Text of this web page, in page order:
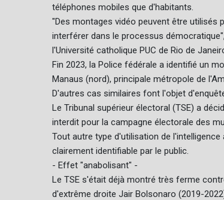
téléphones mobiles que d'habitants.
"Des montages vidéo peuvent être utilisés
interférer dans le processus
l'Université catholique PUC de Rio de
Fin 2023, la Police fédérale a identifié un
Manaus (nord), principale métropole de
D'autres cas similaires font l'objet
Le Tribunal supérieur électoral (TSE) a
interdit pour la campagne électorale des
Tout autre type d'utilisation de
clairement identifiable par le public.
- Effet "anabolisant" -
Le TSE s'était déjà montré très ferme
d'extrême droite Jair Bolsonaro (2019-